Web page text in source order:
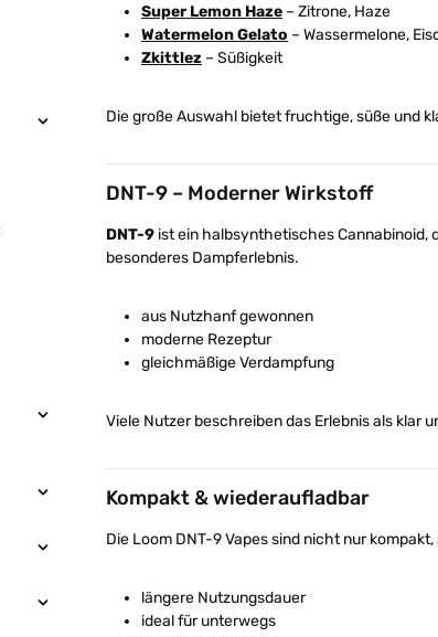
Super Lemon Haze – Zitrone, Haze
Watermelon Gelato – Wassermelone,
Zkittlez – Süßigkeit
Die große Auswahl bietet fruchtige, süße und
DNT-9 – Moderner Wirkstoff
DNT-9 ist ein halbsynthetisches Cannabinoid,
besonderes Dampferlebnis.
aus Nutzhanf gewonnen
moderne Rezeptur
gleichmäßige Verdampfung
Viele Nutzer beschreiben das Erlebnis als klar
Kompakt & wiederaufladbar
Die Loom DNT-9 Vapes sind nicht nur
längere Nutzungsdauer
ideal für unterwegs